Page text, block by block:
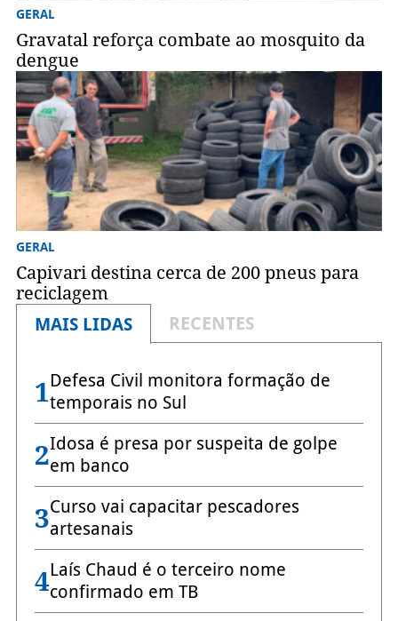
GERAL
Gravatal reforça combate ao mosquito da
dengue
GERAL
Capivari destina cerca de 200 pneus para
reciclagem
MAIS LIDAS
RECENTES
1Defesa Civil monitora formação de
temporais no Sul
2Idosa é presa por suspeita de golpe
em banco
3Curso vai capacitar pescadores
artesanais
4Laís Chaud é o terceiro nome
confirmado em TB